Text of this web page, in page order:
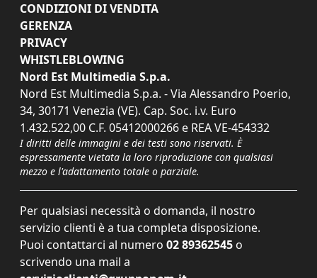
CONDIZIONI DI VENDITA
GERENZA
PRIVACY
WHISTLEBLOWING
Nord Est Multimedia S.p.a.
Nord Est Multimedia S.p.a. - Via Alessandro Poerio,
34, 30171 Venezia (VE). Cap. Soc. i.v. Euro
1.432.522,00 C.F. 05412000266 e REA VE-454332
I diritti delle immagini e dei testi sono riservati. È
espressamente vietata la loro riproduzione con qualsiasi
mezzo e l'adattamento totale o parziale.
Per qualsiasi necessità o domanda, il nostro
servizio clienti è a tua completa disposizione.
Puoi contattarci al numero 02 89362545 o
scrivendo una mail a